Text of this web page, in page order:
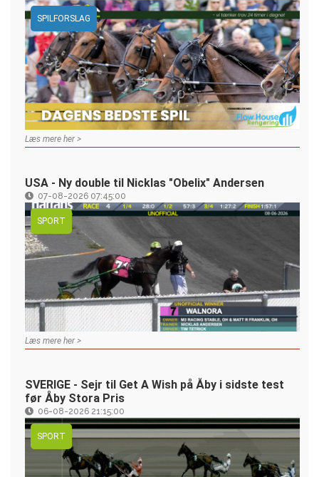
SPILFORSLAG
Læs mere her >
USA - Ny double til Nicklas "Obelix" Andersen
07-08-2026 07:45:00
SPORT
Læs mere her >
SVERIGE - Sejr til Get A Wish på Åby i sidste test
før Åby Stora Pris
06-08-2026 21:15:00
SPORT